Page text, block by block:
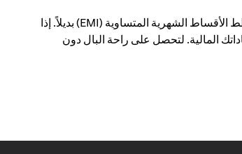
يمكن أن يؤدي الدفع مقابل عمليات شراء كبيرة في معاملة واحدة إلى إحداث فجوة في ميزانيتك الشهرية - وإرهاقك. تقدم خطط الأقساط الشهرية المتساوية (EMI) بديلاً. إذا
المالية. لتحصل على راحة البال دون